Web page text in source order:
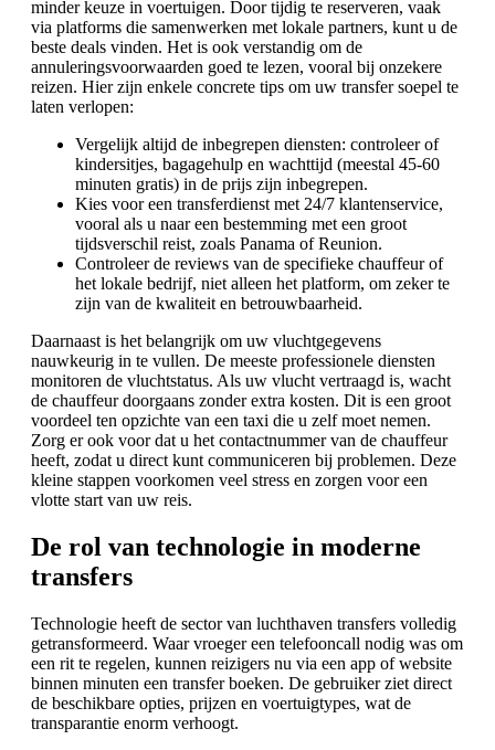
minder keuze in voertuigen. Door tijdig te reserveren, vaak
via platforms die samenwerken met lokale partners, kunt u de
beste deals vinden. Het is ook verstandig om de
annuleringsvoorwaarden goed te lezen, vooral bij onzekere
reizen. Hier zijn enkele concrete tips om uw transfer soepel te
laten verlopen:
Vergelijk altijd de inbegrepen diensten: controleer of
kindersitjes, bagagehulp en wachttijd (meestal 45-60
minuten gratis) in de prijs zijn inbegrepen.
Kies voor een transferdienst met 24/7 klantenservice,
vooral als u naar een bestemming met een groot
tijdsverschil reist, zoals Panama of Reunion.
Controleer de reviews van de specifieke chauffeur of
het lokale bedrijf, niet alleen het platform, om zeker te
zijn van de kwaliteit en betrouwbaarheid.
Daarnaast is het belangrijk om uw vluchtgegevens
nauwkeurig in te vullen. De meeste professionele diensten
monitoren de vluchtstatus. Als uw vlucht vertraagd is, wacht
de chauffeur doorgaans zonder extra kosten. Dit is een groot
voordeel ten opzichte van een taxi die u zelf moet nemen.
Zorg er ook voor dat u het contactnummer van de chauffeur
heeft, zodat u direct kunt communiceren bij problemen. Deze
kleine stappen voorkomen veel stress en zorgen voor een
vlotte start van uw reis.
De rol van technologie in moderne
transfers
Technologie heeft de sector van luchthaven transfers volledig
getransformeerd. Waar vroeger een telefooncall nodig was om
een rit te regelen, kunnen reizigers nu via een app of website
binnen minuten een transfer boeken. De gebruiker ziet direct
de beschikbare opties, prijzen en voertuigtypes, wat de
transparantie enorm verhoogt.